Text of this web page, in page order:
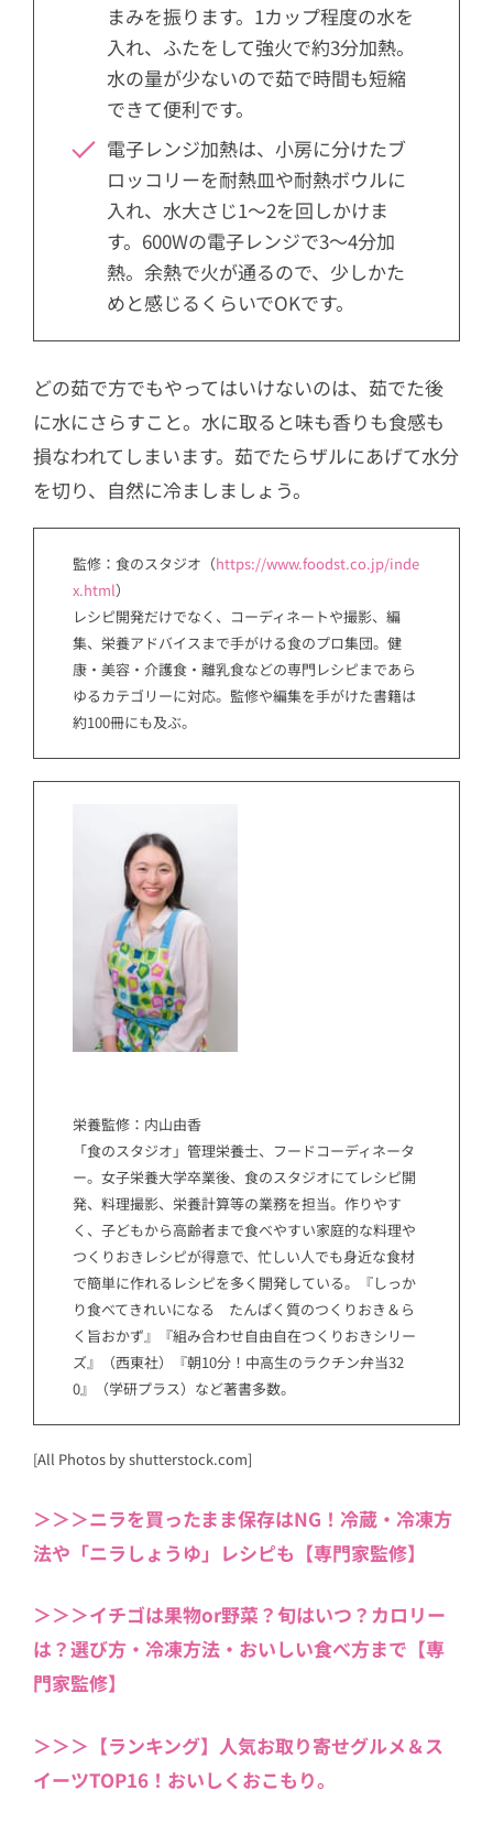
まみを振ります。1カップ程度の水を
入れ、ふたをして強火で約3分加熱。
水の量が少ないので茹で時間も短縮
できて便利です。
電子レンジ加熱は、小房に分けたブ
ロッコリーを耐熱皿や耐熱ボウルに
入れ、水大さじ1〜2を回しかけま
す。600Wの電子レンジで3〜4分加
熱。余熱で火が通るので、少しかた
めと感じるくらいでOKです。
どの茹で方でもやってはいけないのは、茹でた後
に水にさらすこと。水に取ると味も香りも食感も
損なわれてしまいます。茹でたらザルにあげて水分
を切り、自然に冷ましましょう。
監修：食のスタジオ（https://www.foodst.co.jp/inde
x.html）
レシピ開発だけでなく、コーディネートや撮影、編
集、栄養アドバイスまで手がける食のプロ集団。健
康・美容・介護食・離乳食などの専門レシピまであら
ゆるカテゴリーに対応。監修や編集を手がけた書籍は
約100冊にも及ぶ。
栄養監修：内山由香
「食のスタジオ」管理栄養士、フードコーディネータ
ー。女子栄養大学卒業後、食のスタジオにてレシピ開
発、料理撮影、栄養計算等の業務を担当。作りやす
く、子どもから高齢者まで食べやすい家庭的な料理や
つくりおきレシピが得意で、忙しい人でも身近な食材
で簡単に作れるレシピを多く開発している。『しっか
り食べてきれいになる たんぱく質のつくりおき＆ら
く旨おかず』『組み合わせ自由自在つくりおきシリー
ズ』（西東社）『朝10分！中高生のラクチン弁当32
0』（学研プラス）など著書多数。
[All Photos by shutterstock.com]
＞＞＞ニラを買ったまま保存はNG！冷蔵・冷凍方
法や「ニラしょうゆ」レシピも【専門家監修】
＞＞＞イチゴは果物or野菜？旬はいつ？カロリー
は？選び方・冷凍方法・おいしい食べ方まで【専
門家監修】
＞＞＞【ランキング】人気お取り寄せグルメ＆ス
イーツTOP16！おいしくおこもり。